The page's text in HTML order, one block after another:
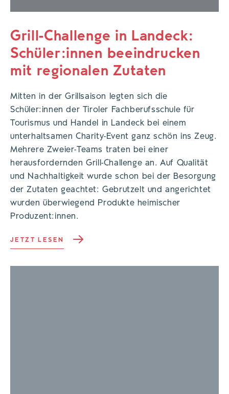
Grill-Challenge in Landeck:
Schüler:innen beeindrucken
mit regionalen Zutaten
Mitten in der Grillsaison legten sich die
Schüler:innen der Tiroler Fachberufsschule für
Tourismus und Handel in Landeck bei einem
unterhaltsamen Charity-Event ganz schön ins Zeug.
Mehrere Zweier-Teams traten bei einer
herausfordernden Grill-Challenge an. Auf Qualität
und Nachhaltigkeit wurde schon bei der Besorgung
der Zutaten geachtet: Gebrutzelt und angerichtet
wurden überwiegend Produkte heimischer
Produzent:innen.
JETZT LESEN